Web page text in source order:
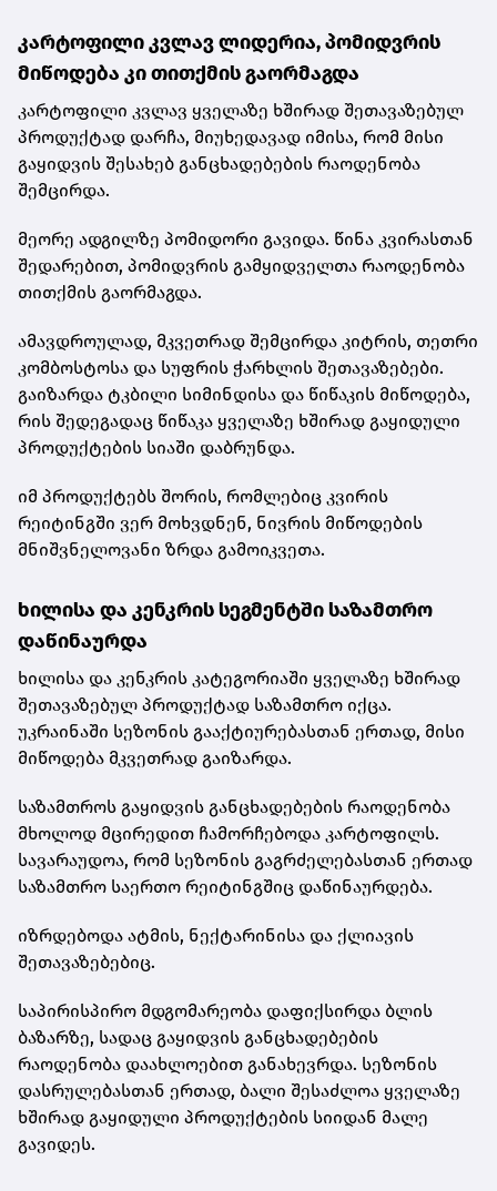
კარტოფილი კვლავ ლიდერია, პომიდვრის
მიწოდება კი თითქმის გაორმაგდა
კარტოფილი კვლავ ყველაზე ხშირად შეთავაზებულ
პროდუქტად დარჩა, მიუხედავად იმისა, რომ მისი
გაყიდვის შესახებ განცხადებების რაოდენობა
შემცირდა.
მეორე ადგილზე პომიდორი გავიდა. წინა კვირასთან
შედარებით, პომიდვრის გამყიდველთა რაოდენობა
თითქმის გაორმაგდა.
ამავდროულად, მკვეთრად შემცირდა კიტრის, თეთრი
კომბოსტოსა და სუფრის ჭარხლის შეთავაზებები.
გაიზარდა ტკბილი სიმინდისა და წიწაკის მიწოდება,
რის შედეგადაც წიწაკა ყველაზე ხშირად გაყიდული
პროდუქტების სიაში დაბრუნდა.
იმ პროდუქტებს შორის, რომლებიც კვირის
რეიტინგში ვერ მოხვდნენ, ნივრის მიწოდების
მნიშვნელოვანი ზრდა გამოიკვეთა.
ხილისა და კენკრის სეგმენტში საზამთრო
დაწინაურდა
ხილისა და კენკრის კატეგორიაში ყველაზე ხშირად
შეთავაზებულ პროდუქტად საზამთრო იქცა.
უკრაინაში სეზონის გააქტიურებასთან ერთად, მისი
მიწოდება მკვეთრად გაიზარდა.
საზამთროს გაყიდვის განცხადებების რაოდენობა
მხოლოდ მცირედით ჩამორჩებოდა კარტოფილს.
სავარაუდოა, რომ სეზონის გაგრძელებასთან ერთად
საზამთრო საერთო რეიტინგშიც დაწინაურდება.
იზრდებოდა ატმის, ნექტარინისა და ქლიავის
შეთავაზებებიც.
საპირისპირო მდგომარეობა დაფიქსირდა ბლის
ბაზარზე, სადაც გაყიდვის განცხადებების
რაოდენობა დაახლოებით განახევრდა. სეზონის
დასრულებასთან ერთად, ბალი შესაძლოა ყველაზე
ხშირად გაყიდული პროდუქტების სიიდან მალე
გავიდეს.